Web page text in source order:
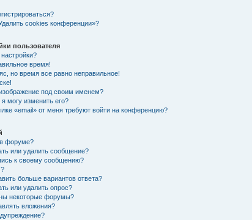
cookies конференции»?
пользователя
время!
но время все равно неправильное!
под своим именем?
я могу изменить его?
«email» от меня требуют войти на конференцию?
в форуме?
или удалить сообщение?
к своему сообщению?
больше вариантов ответа?
или удалить опрос?
некоторые форумы?
вложения?